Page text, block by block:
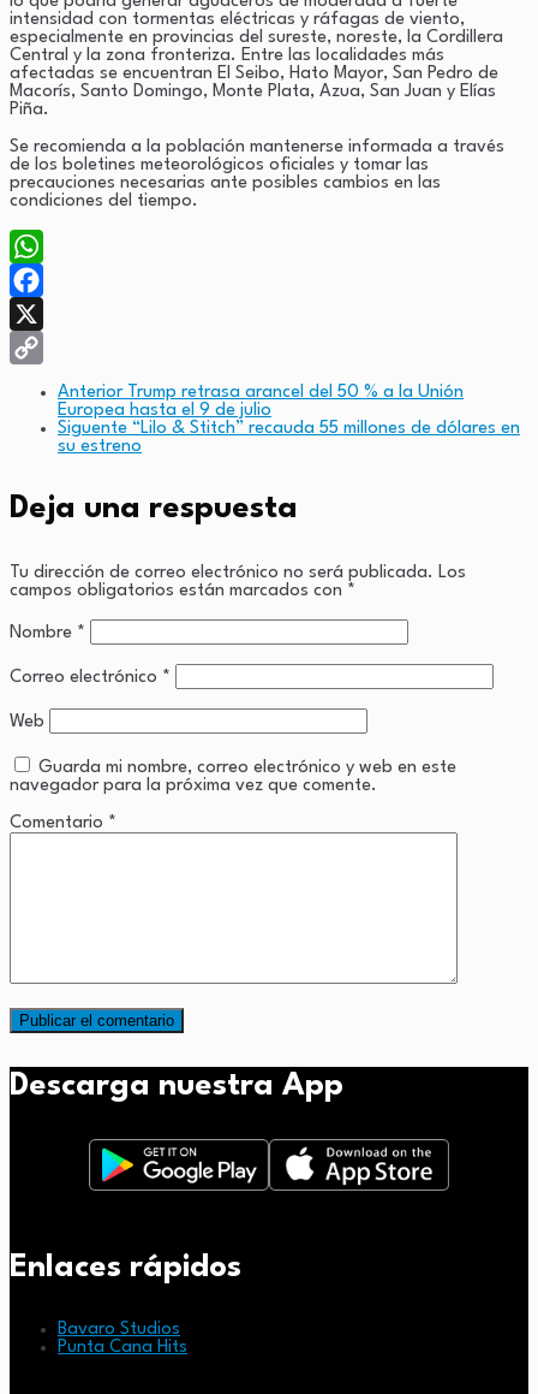
intensidad con tormentas eléctricas y ráfagas de viento,
especialmente en provincias del sureste, noreste, la Cordillera
Central y la zona fronteriza. Entre las localidades más
afectadas se encuentran El Seibo, Hato Mayor, San Pedro de
Macorís, Santo Domingo, Monte Plata, Azua, San Juan y Elías
Piña.
Se recomienda a la población mantenerse informada a través
de los boletines meteorológicos oficiales y tomar las
precauciones necesarias ante posibles cambios en las
condiciones del tiempo.
WhatsApp
Facebook
X
Anterior Trump retrasa arancel del 50 % a la Unión
Europea hasta el 9 de julio
Siguente “Lilo & Stitch” recauda 55 millones de dólares en
su estreno
Deja una respuesta
Tu dirección de correo electrónico no será publicada. Los
campos obligatorios están marcados con *
Nombre *
Correo electrónico *
Web
Guarda mi nombre, correo electrónico y web en este
navegador para la próxima vez que comente.
Comentario *
Descarga nuestra App
Enlaces rápidos
Bavaro Studios
Punta Cana Hits